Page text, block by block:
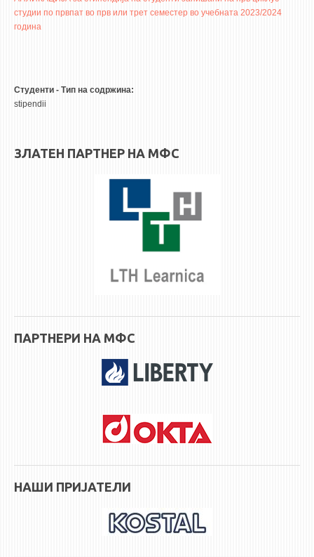
WATERBRIDGING
AIR QUALITY MODELLING
АКТИ
АНКЕТИ И САМОЕВАЛУАЦИИ
НАСТАВЕН КАДАР
ВОНРЕДНИ ПРОФ.
студии по првпат во прв или трет семестер во учебната 2023/2024
година
Студенти - Тип на содржина:
stipendii
ЗЛАТЕН ПАРТНЕР НА МФС
ПАРТНЕРИ НА МФС
НАШИ ПРИЈАТЕЛИ